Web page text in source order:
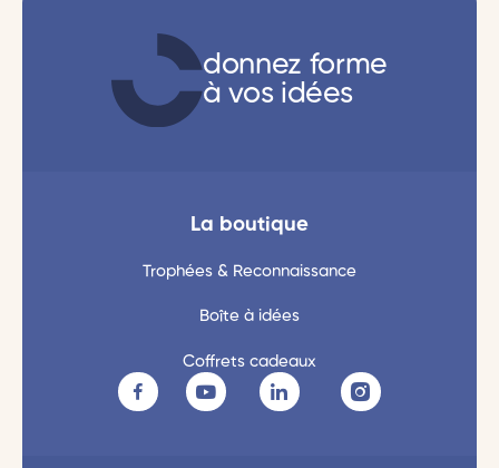
donnez forme
à vos idées
La boutique
Trophées & Reconnaissance
Boîte à idées
Coffrets cadeaux